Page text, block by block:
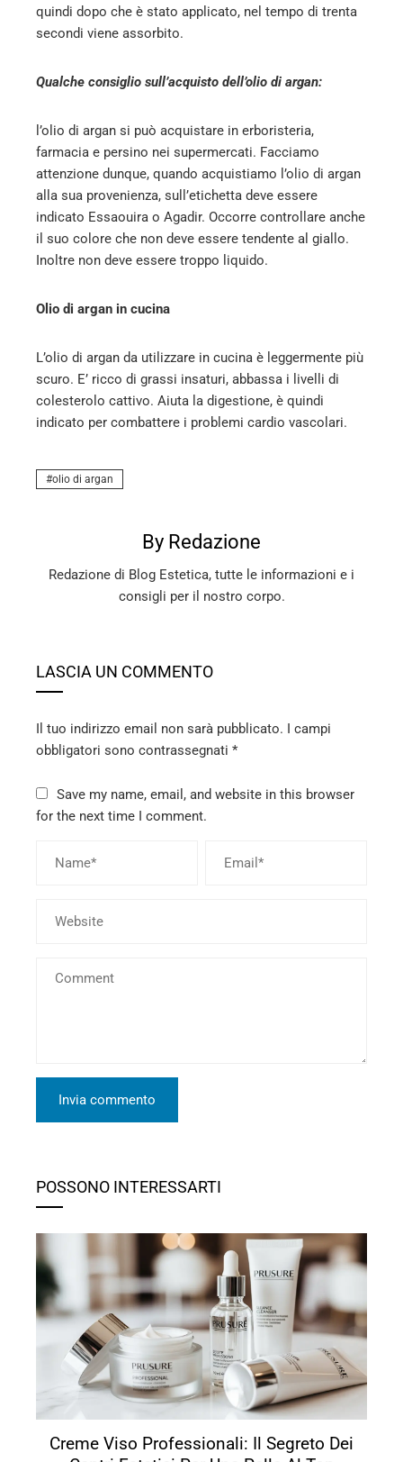
quindi dopo che è stato applicato, nel tempo di trenta
secondi viene assorbito.
Qualche consiglio sull’acquisto dell’olio di argan:
l’olio di argan si può acquistare in erboristeria,
farmacia e persino nei supermercati. Facciamo
attenzione dunque, quando acquistiamo l’olio di argan
alla sua provenienza, sull’etichetta deve essere
indicato Essaouira o Agadir. Occorre controllare anche
il suo colore che non deve essere tendente al giallo.
Inoltre non deve essere troppo liquido.
Olio di argan in cucina
L’olio di argan da utilizzare in cucina è leggermente più
scuro. E’ ricco di grassi insaturi, abbassa i livelli di
colesterolo cattivo. Aiuta la digestione, è quindi
indicato per combattere i problemi cardio vascolari.
olio di argan
By Redazione
Redazione di Blog Estetica, tutte le informazioni e i
consigli per il nostro corpo.
LASCIA UN COMMENTO
Il tuo indirizzo email non sarà pubblicato. I campi
obbligatori sono contrassegnati *
Save my name, email, and website in this browser
for the next time I comment.
POSSONO INTERESSARTI
Creme Viso Professionali: Il Segreto Dei